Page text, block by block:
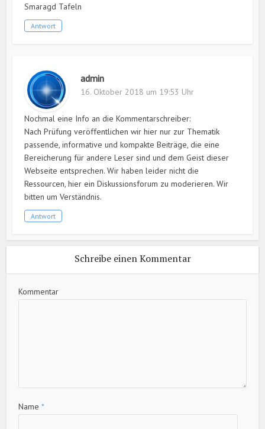
Smaragd Tafeln
Antwort
admin
16. Oktober 2018 um 19:53 Uhr
Nochmal eine Info an die Kommentarschreiber:
Nach Prüfung veröffentlichen wir hier nur zur Thematik
passende, informative und kompakte Beiträge, die eine
Bereicherung für andere Leser sind und dem Geist dieser
Webseite entsprechen. Wir haben leider nicht die
Ressourcen, hier ein Diskussionsforum zu moderieren. Wir
bitten um Verständnis.
Antwort
Schreibe einen Kommentar
Kommentar
Name*